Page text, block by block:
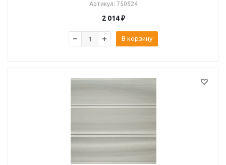
Артикул: 750524
2 014₽
В корзину